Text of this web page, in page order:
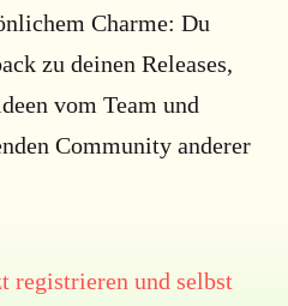
Charme: Du
zu deinen Releases,
vom Team und
Community anderer
registrieren und selbst